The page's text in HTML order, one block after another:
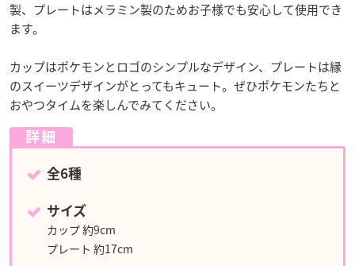
製、プレートはメラミン製のためお子様でも安心して使用でき
ます。
カップはポケモンとロゴのシンプルなデザイン、プレートは縁
のスイーツデザインがとってもキュート。ぜひポケモンたちと
おやつタイムを楽しんでみてください。
詳細
全6種
サイズ
カップ 約9cm
プレート 約17cm